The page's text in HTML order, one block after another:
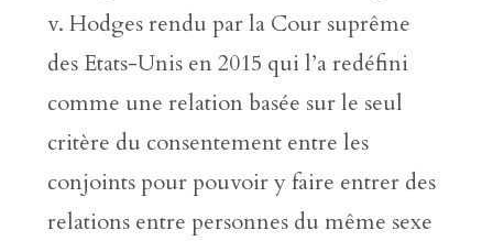
v. Hodges rendu par la Cour suprême
des Etats-Unis en 2015 qui l’a redéfini
comme une relation basée sur le seul
critère du consentement entre les
conjoints pour pouvoir y faire entrer des
relations entre personnes du même sexe